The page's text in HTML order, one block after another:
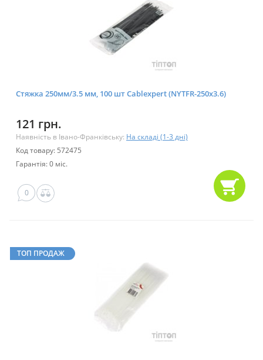
Стяжка 250мм/3.5 мм, 100 шт Cablexpert (NYTFR-250x3.6)
121 грн.
Наявність в Івано-Франківську: На складі (1-3 дні)
Код товару: 572475
Гарантія: 0 міс.
0
ТОП ПРОДАЖ